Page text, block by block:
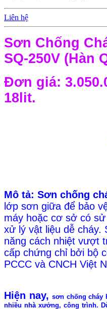
Liên hệ
Sơn Chống
SQ-250V (Hàn
Đơn giá:
18lit.
Mô tả: Sơn chống
lớp sơn giữa để bảo
máy hoặc cơ sở có
xử lý vật liệu dễ cháy.
năng cách nhiệt vượt
cấp chứng chỉ bởi bộ
PCCC và CNCH Việt
Hiện nay,sơn chống cháy
nhiều nhà xưởng, công trình.